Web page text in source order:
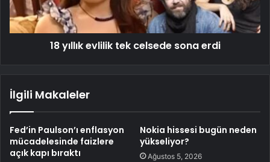
18 yıllık evlilik tek celsede sona erdi
İlgili Makaleler
Fed’in Paulson’ı enflasyon
mücadelesinde faizlere
açık kapı bıraktı
Nokia hissesi bugün neden
yükseliyor?
Ağustos 5, 2026